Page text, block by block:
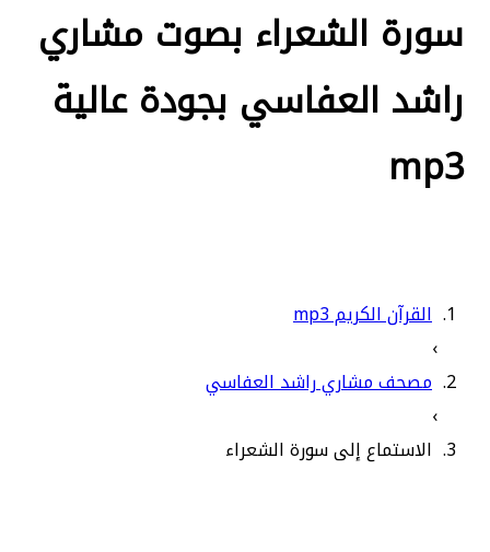
سورة الشعراء بصوت مشاري
راشد العفاسي بجودة عالية
mp3
القرآن الكريم mp3
›
مصحف مشاري راشد العفاسي
›
الاستماع إلى سورة الشعراء